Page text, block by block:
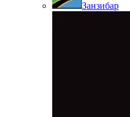
Занзибар